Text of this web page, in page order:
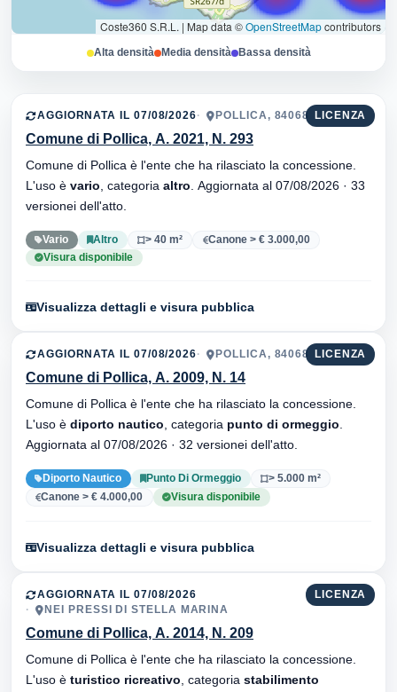
Coste360 S.R.L. | Map data ©OpenStreetMapcontributors
Alta densità Media densità Bassa densità
LICENZA
AGGIORNATA IL 07/08/2026 POLLICA, 84068
Comune di Pollica, A. 2021, N. 293
Comune di Pollica è l'ente che ha rilasciato la concessione.
L'uso è vario , categoria altro
versionei dell'atto.
Vario Altro > 40 m²
Canone > € 3.000,00
Visura disponibile
Visualizza dettagli e visura pubblica
LICENZA
AGGIORNATA IL 07/08/2026 POLLICA, 84068
Comune di Pollica, A. 2009, N. 14
Comune di Pollica è l'ente che ha rilasciato la concessione.
L'uso è diporto nautico , categoria punto di ormeggio
Aggiornata al 07/08/2026 · 32 versionei dell'atto.
Diporto Nautico Punto Di Ormeggio
> 5.000 m²
Canone > € 4.000,00
Visura disponibile
Visualizza dettagli e visura pubblica
LICENZA
AGGIORNATA IL 07/08/2026
NEI PRESSI DI STELLA MARINA
Comune di Pollica, A. 2014, N. 209
Comune di Pollica è l'ente che ha rilasciato la concessione.
L'uso è turistico ricreativo , categoria stabilimento